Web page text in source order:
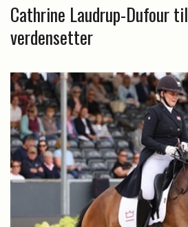
Cathrine Laudrup-Dufour
verdensetter